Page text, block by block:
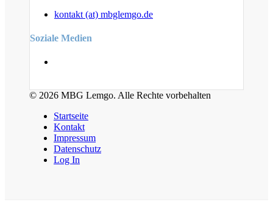
kontakt (at) mbglemgo.de
Soziale Medien
© 2026 MBG Lemgo. Alle Rechte vorbehalten
Startseite
Kontakt
Impressum
Datenschutz
Log In